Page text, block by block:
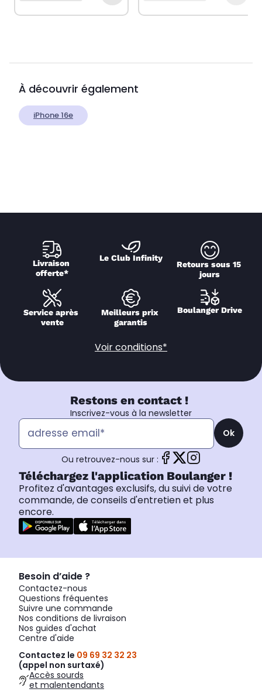
À découvrir également
iPhone 16e
Livraison
offerte*
Le Club Infinity
Retours sous 15
jours
Service après
vente
Meilleurs prix
garantis
Boulanger Drive
Voir conditions*
Restons en contact !
Inscrivez-vous à la newsletter
Ok
Ou retrouvez-nous sur :
Téléchargez l'application Boulanger !
Profitez d'avantages exclusifs, du suivi de votre
commande, de conseils d'entretien et plus
encore.
Besoin d’aide ?
Contactez-nous
Questions fréquentes
Suivre une commande
Nos conditions de livraison
Nos guides d'achat
Centre d'aide
Contactez le 09 69 32 32 23
(appel non surtaxé)
Accès sourds
et malentendants